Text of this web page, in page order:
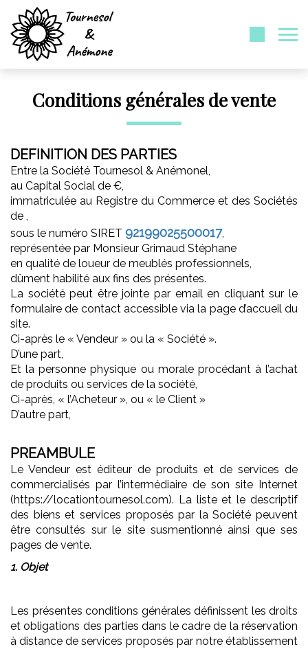
Conditions générales de vente
DEFINITION DES PARTIES
Entre la Société Tournesol & Anémonel,
au Capital Social de €,
immatriculée au Registre du Commerce et des Sociétés
de ,
sous le numéro SIRET 92199025500017,
représentée par Monsieur Grimaud Stéphane
en qualité de loueur de meublés professionnels,
dûment habilité aux fins des présentes.
La société peut être jointe par email en cliquant sur le
formulaire de contact accessible via la page d’accueil du
site.
Ci-après le « Vendeur » ou la « Société ».
D’une part,
Et la personne physique ou morale procédant à l’achat
de produits ou services de la société,
Ci-après, « l’Acheteur », ou « le Client »
D’autre part,
PREAMBULE
Le Vendeur est éditeur de produits et de services de
commercialisés par l’intermédiaire de son site Internet
(https://locationtournesol.com). La liste et le descriptif
des biens et services proposés par la Société peuvent
être consultés sur le site susmentionné ainsi que ses
pages de vente.
1. Objet
Les présentes conditions générales définissent les droits
et obligations des parties dans le cadre de la réservation
à distance de services proposés par notre établissement